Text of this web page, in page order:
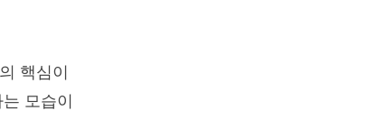
핵심이
모습이